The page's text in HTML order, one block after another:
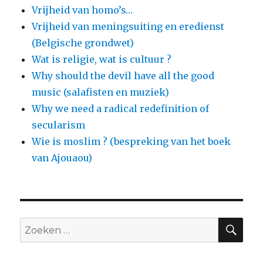
Vrijheid van homo’s…
Vrijheid van meningsuiting en eredienst
(Belgische grondwet)
Wat is religie, wat is cultuur ?
Why should the devil have all the good
music (salafisten en muziek)
Why we need a radical redefinition of
secularism
Wie is moslim ? (bespreking van het boek
van Ajouaou)
Zoeken
naar: